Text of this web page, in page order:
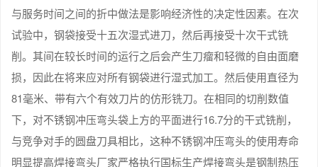
与服务时间之间的折中做法是影响经济性的决定性因素。在次
试验中，钢袋接受十五次湿式进刀，然后再接受十次干式铣
削。其间在较长时间的运行之后会产生刀瘤和轻微的自由面磨
损，因此在将来应对所有钢袋进行湿式加工。然后使用直径为
81毫米、带有六个有效刀片的仿形铣刀。在相同的切削数值
下，对不锈钢冲压弯头袋上方的平面进行16.7分的干式铣削，
与竞争对手的圆盘刀具相比，这种不锈钢冲压弯头的使用寿命
明显提高焊接弯头厂家严格执行国标生产焊接弯头是钢制热压